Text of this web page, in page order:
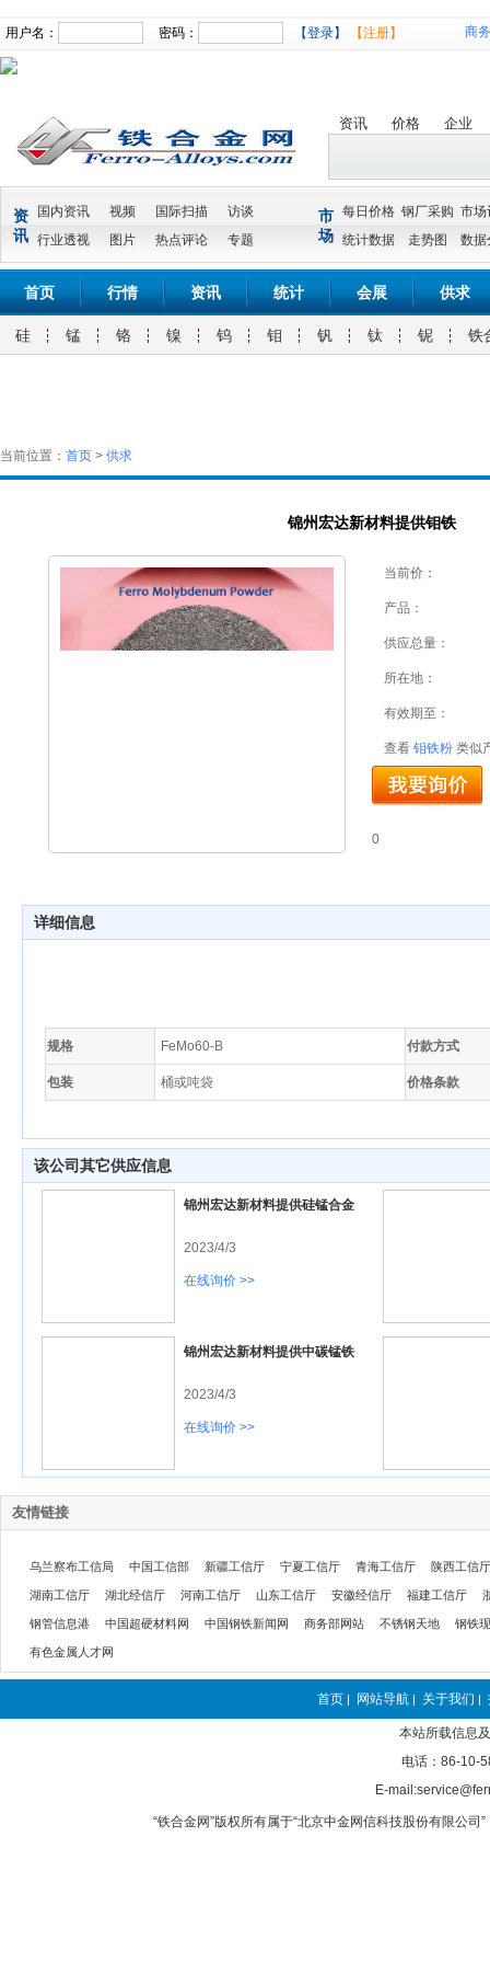
用户名： 密码： 【登录】 【注册】 商
资讯 价格 企业
资
讯
国内资讯 视频 国际扫描
访谈
行业透视
图片 热点评论 专题
市
场
每日价格 钢厂采购 市场
统计数据
走势图 数据
首页 行情 资讯 统计 会展 供求
硅 锰 铬 镍 钨 钼 钒 钛 铌 铁
当前位置： 首页 > 供求
锦州宏达新材料提供钼铁
当前价：
产品：
供应总量：
所在地：
有效期至：
查看 钼铁粉 类似
0
详细信息
规格 FeMo60-B 付款方式
包装 桶或吨袋 价格条款
该公司其它供应信息
锦州宏达新材料提供硅锰合金
2023/4/3
在线询价 >>
锦州宏达新材料提供中碳锰铁
2023/4/3
在线询价 >>
友情链接
乌兰察布工信局 中国工信部 新疆工信厅 宁夏工信厅 青海工信厅 陕西工信厅
湖南工信厅 湖北经信厅 河南工信厅 山东工信厅 安徽经信厅 福建工信厅
钢管信息港 中国超硬材料网 中国钢铁新闻网 商务部网站 不锈钢天地 钢铁
有色金属人才网
首页 | 网站导航 | 关于我们 |
本站所载信息
电话：86-10-
E-
“铁合金网”版权所有属于“北京中金网信科技股份有限公司